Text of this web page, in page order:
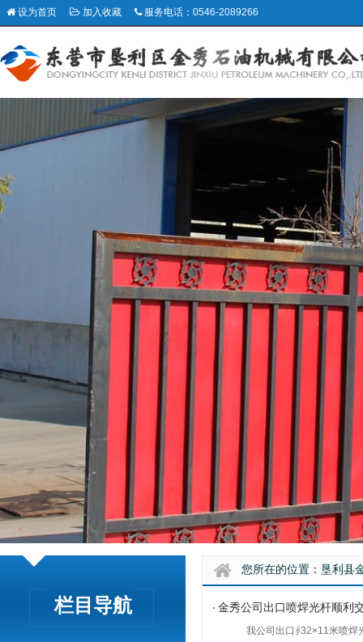
设为首页 加入收藏 服务电话：0546-2089266
栏目导航
您所在的位置： 垦利县
· 金秀公司出口喷焊光杆顺利
我公司出口∮32×11米喷焊